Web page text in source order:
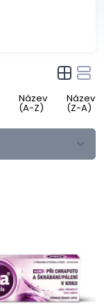
Název
(A-Z)
Název
(Z-A)